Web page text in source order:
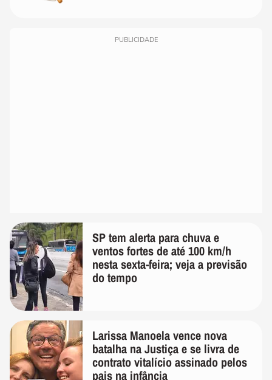
PUBLICIDADE
SP tem alerta para chuva e
ventos fortes de até 100 km/h
nesta sexta-feira; veja a previsão
do tempo
Larissa Manoela vence nova
batalha na Justiça e se livra de
contrato vitalício assinado pelos
pais na infância